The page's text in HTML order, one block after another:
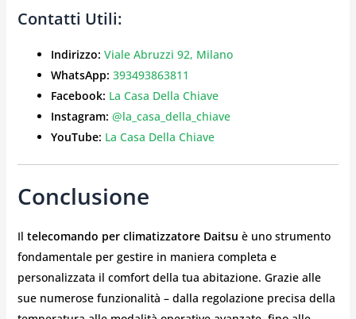
Contatti Utili:
Indirizzo: Viale Abruzzi 92, Milano
WhatsApp: 393493863811
Facebook: La Casa Della Chiave
Instagram: @la_casa_della_chiave
YouTube: La Casa Della Chiave
Conclusione
Il telecomando per climatizzatore Daitsu è uno strumento
fondamentale per gestire in maniera completa e
personalizzata il comfort della tua abitazione. Grazie alle
sue numerose funzionalità – dalla regolazione precisa della